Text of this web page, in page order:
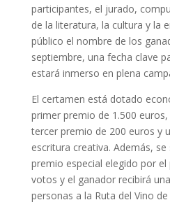
participantes, el jurado,
de la literatura, la cultura y la
público el nombre de los
septiembre, una fecha clave
estará inmerso en plena
El certamen está dotado
primer premio de 1.500
tercer premio de 200 euros y
escritura creativa. Además,
premio especial elegido por
votos y el ganador recibirá
personas a la Ruta del Vino de